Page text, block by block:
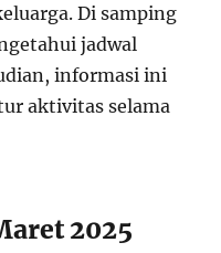
Di samping
jadwal
informasi ini
aktivitas selama
2025